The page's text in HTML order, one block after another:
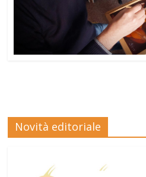
Novità editoriale